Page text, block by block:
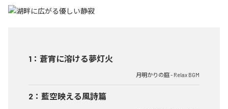
1 ： 蒼宵に溶ける夢灯火
月明かりの庭 - Relax BGM
2 ： 藍空映える風詩篇